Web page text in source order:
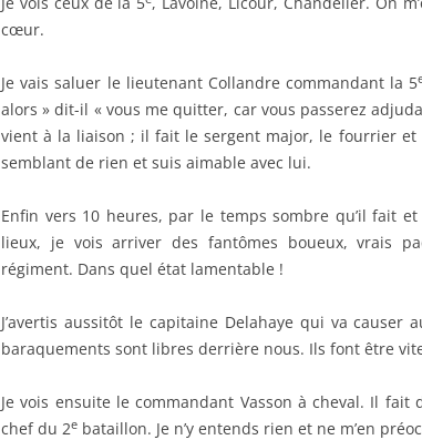
cœur.
Je vais saluer le lieutenant Collandre commandant la 5
alors » dit-il « vous me quitter, car vous passerez
vient à la liaison ; il fait le sergent major, le fourrier
semblant de rien et suis aimable avec lui.
Enfin vers 10 heures, par le temps sombre qu’il fait
lieux, je vois arriver des fantômes boueux, vrais
régiment. Dans quel état lamentable !
J’avertis aussitôt le capitaine Delahaye qui va causer
baraquements sont libres derrière nous. Ils font être
Je vois ensuite le commandant Vasson à cheval. Il fait
chef du 2e bataillon. Je n’y entends rien et ne m’en